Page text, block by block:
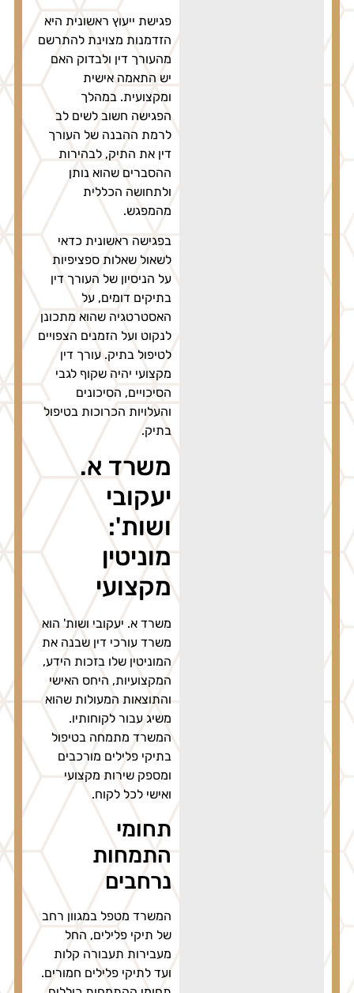
פגישת ייעוץ ראשונית היא
הזדמנות מצוינת להתרשם
מהעורך דין ולבדוק האם
יש התאמה אישית
ומקצועית. במהלך
הפגישה חשוב לשים לב
לרמת ההבנה של העורך
דין את התיק, לבהירות
ההסברים שהוא נותן
ולתחושה הכללית
מהמפגש.
בפגישה ראשונית כדאי
לשאול שאלות ספציפיות
על הניסיון של העורך דין
בתיקים דומים, על
האסטרטגיה שהוא מתכונן
לנקוט ועל הזמנים הצפויים
לטיפול בתיק. עורך דין
מקצועי יהיה שקוף לגבי
הסיכויים, הסיכונים
והעלויות הכרוכות בטיפול
בתיק.
משרד א.
יעקובי
ושות':
מוניטין
מקצועי
משרד א. יעקובי ושות' הוא
משרד עורכי דין שבנה את
המוניטין שלו בזכות הידע,
המקצועיות, היחס האישי
והתוצאות המעולות שהוא
משיג עבור לקוחותיו.
המשרד מתמחה בטיפול
בתיקי פלילים מורכבים
ומספק שירות מקצועי
ואישי לכל לקוח.
תחומי
התמחות
נרחבים
המשרד מטפל במגוון רחב
של תיקי פלילים, החל
מעבירות תעבורה קלות
ועד לתיקי פלילים חמורים.